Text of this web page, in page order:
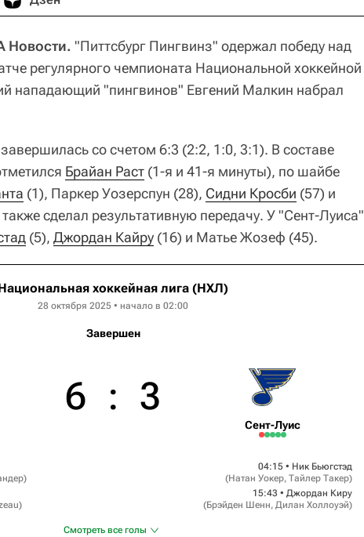
Новости. "Питтсбург Пингвинз" одержал победу над
регулярного чемпионата Национальной хоккейной
нападающий "пингвинов" Евгений Малкин набрал
со счетом 6:3 (2:2, 1:0, 3:1). В составе
Брайан Раст (1-я и 41-я минуты), по шайбе
(1), Паркер Уозерспун (28), Сидни Кросби (57) и
сделал результативную передачу. У "Сент-Луиса"
(5), Джордан Кайру (16) и Матье Жозеф (45).
хоккейная лига (НХЛ)
28 октября 2025 • начало в 02:00
Завершен
6 : 3
Сент-Луис
)
)
04:15 • Ник Бьюгстэд
(Натан Уокер, Тайлер Такер)
15:43 • Джордан Киру
(Брэйден Шенн, Дилан Холлоуэй)
Смотреть все голы